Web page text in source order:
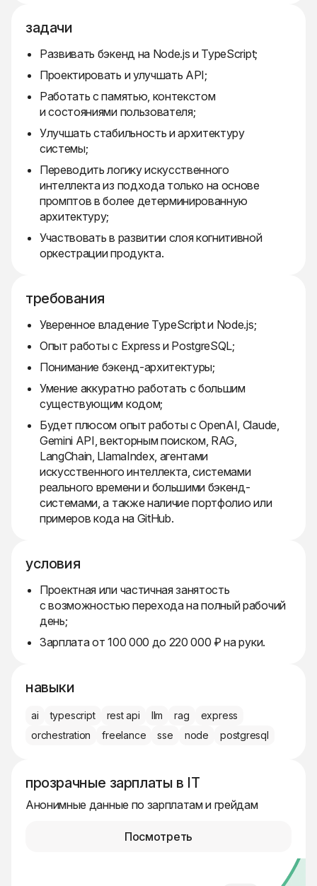
задачи
Развивать бэкенд на Node.js и TypeScript;
Проектировать и улучшать API;
Работать с памятью, контекстом
и состояниями пользователя;
Улучшать стабильность и архитектуру
системы;
Переводить логику искусственного
интеллекта из подхода только на основе
промптов в более детерминированную
архитектуру;
Участвовать в развитии слоя когнитивной
оркестрации продукта.
требования
Уверенное владение TypeScript и Node.js;
Опыт работы с Express и PostgreSQL;
Понимание бэкенд-архитектуры;
Умение аккуратно работать с большим
существующим кодом;
Будет плюсом опыт работы с OpenAI, Claude,
Gemini API, векторным поиском, RAG,
LangChain, LlamaIndex, агентами
искусственного интеллекта, системами
реального времени и большими бэкенд-
системами, а также наличие портфолио или
примеров кода на GitHub.
условия
Проектная или частичная занятость
с возможностью перехода на полный рабочий
день;
Зарплата от 100 000 до 220 000 ₽ на руки.
навыки
ai typescript rest api llm rag
express
orchestration
freelance sse node postgresql
прозрачные зарплаты в IT
Анонимные данные по зарплатам и грейдам
Посмотреть